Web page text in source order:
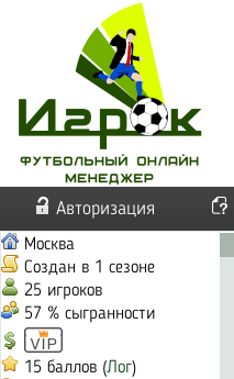
Авторизация
Москва
Создан в 1 сезоне
25 игроков
57 % сыгранности
15 баллов (Лог)